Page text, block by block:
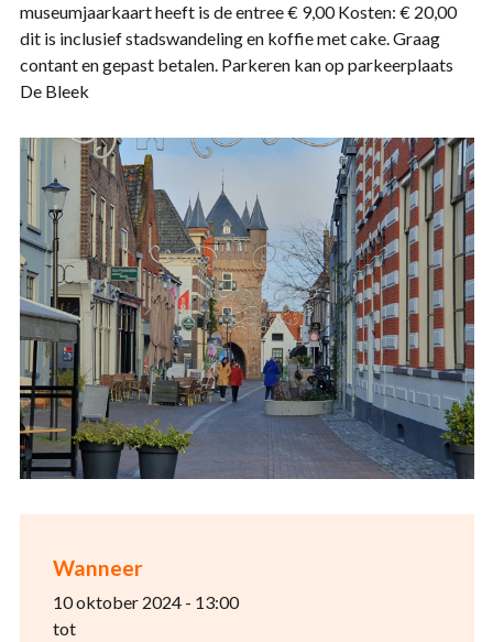
Wanneer
10 oktober 2024 - 13:00
tot
museumjaarkaart heeft is de entree € 9,00 Kosten: € 20,00
dit is inclusief stadswandeling en koffie met cake. Graag
contant en gepast betalen. Parkeren kan op parkeerplaats
De Bleek